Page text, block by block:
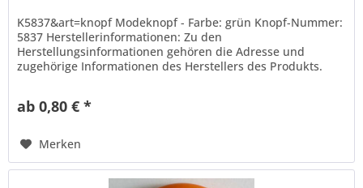
K5837&art=knopf Modeknopf - Farbe: grün Knopf-Nummer:
5837 Herstellerinformationen: Zu den
Herstellungsinformationen gehören die Adresse und
zugehörige Informationen des Herstellers des Produkts.
ab 0,80 € *
Merken